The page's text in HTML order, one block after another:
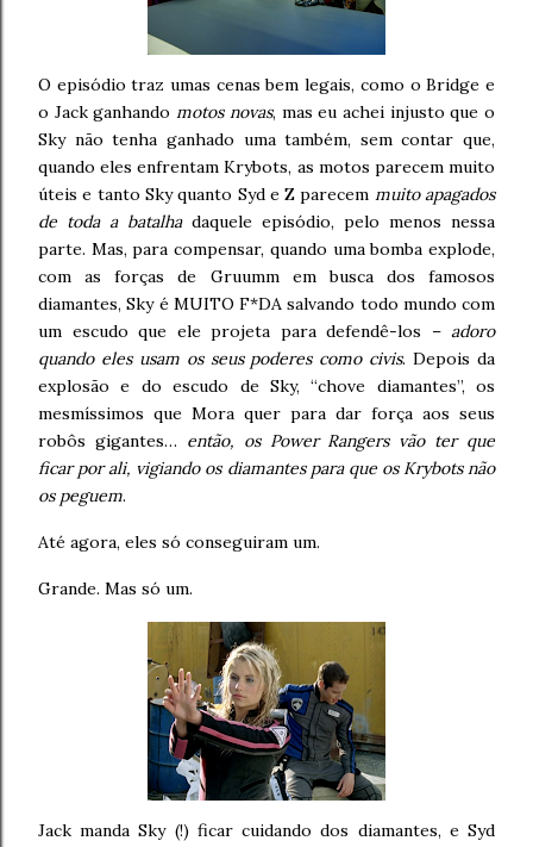
O episódio traz umas cenas bem legais, como o Bridge e
o Jack ganhandomotos novas, mas eu achei injusto que o
Sky não tenha ganhado uma também, sem contar que,
quando eles enfrentam Krybots, as motos parecem muito
úteis e tanto Sky quanto Syd e Z parecem muito apagados
de toda a batalha daquele episódio, pelo menos nessa
parte. Mas, para compensar, quando uma bomba explode,
com as forças de Gruumm em busca dos famosos
diamantes, Sky é MUITO F*DA salvando todo mundo com
um escudo que ele projeta para defendê-los – adoro
quando eles usam os seus poderes como civis. Depois da
explosão e do escudo de Sky, “chove diamantes”, os
mesmíssimos que Mora quer para dar força aos seus
robôs gigantes… então, os Power Rangers vão ter que
ficar por ali, vigiando os diamantes para que os Krybots não
os peguem.
Até agora, eles só conseguiram um.
Grande. Mas só um.
Jack manda Sky (!) ficar cuidando dos diamantes, e Syd